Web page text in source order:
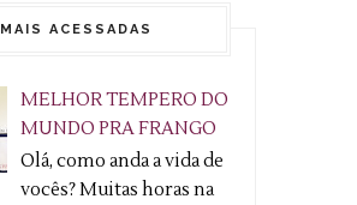
MAIS ACESSADAS
MELHOR TEMPERO DO
MUNDO PRA FRANGO
Olá, como anda a vida de
vocês? Muitas horas na